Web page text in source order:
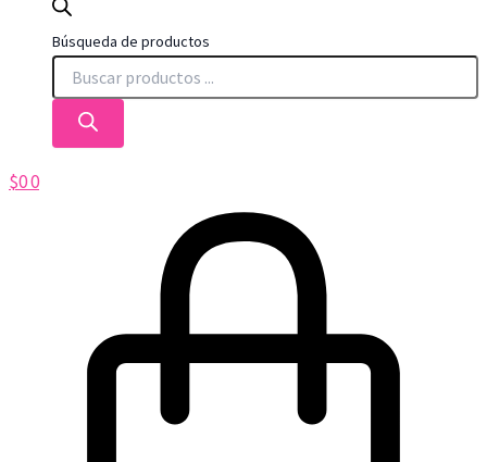
Búsqueda de productos
$00